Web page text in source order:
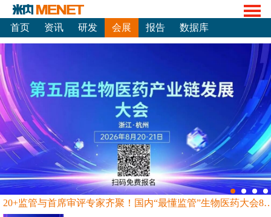
首页 资讯 研发 会展 报告 数据库
20+监管与首席审评专家齐聚！国内“最